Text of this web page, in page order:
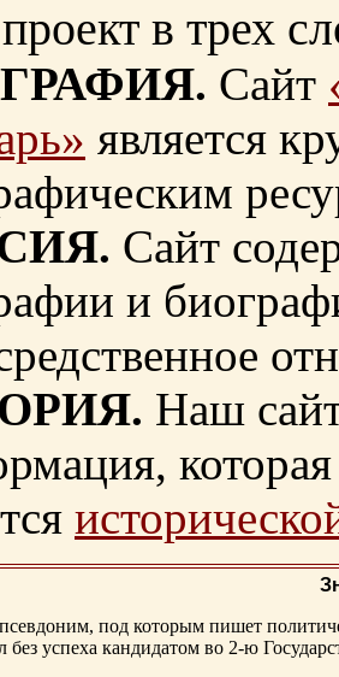
в трех
Сайт
является
Сайт
и
Наш
которая
под которым пишет
без успеха кандидатом во 2-ю